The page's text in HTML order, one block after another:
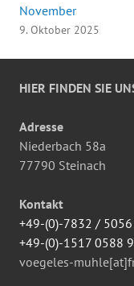
November
9. Oktober 2025
HIER FINDEN SIE
Adresse
Niederbach 58a
77790 Steinach
Kontakt
+49-(0)-7832 / 5056
+49-(0)-1517 0588
voegeles-